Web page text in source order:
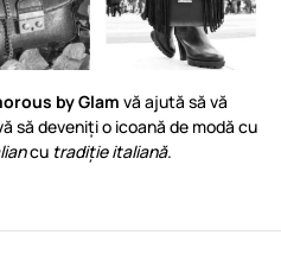
by Glam vă ajută să vă
să deveniți o icoană de modă cu
cu tradiție italiană.